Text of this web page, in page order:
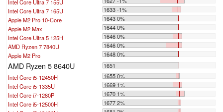
Intel Core Ultra 7 155U
Intel Core Ultra 7 165U
1633 -1%
Apple M2 Pro 10-Core
1643 0%
Apple M2 Max
1644 0%
Intel Core Ultra 5 125H
1646 0%
AMD Ryzen 7 7840U
1646 0%
Apple M2 Pro
1648 0%
AMD Ryzen 5 8640U
1651
Intel Core i5-12450H
1655 0%
Intel Core i5-1335U
1669 1%
Intel Core i7-1280P
1670 1%
Intel Core i5-12500H
1677 2%